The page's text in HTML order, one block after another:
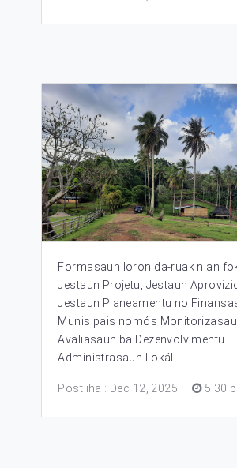
Formasaun loron da-ruak nian
Jestaun Projetu, Jestaun
Jestaun Planeamentu no
Munisipais nomós
Avaliasaun ba Dezenvolvimentu
Administrasaun Lokál.
Post iha : Dec 12, 2025 5 30